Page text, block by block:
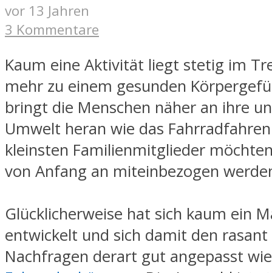
vor 13 Jahren
3 Kommentare
Kaum eine Aktivität liegt stetig im
mehr zu einem gesunden
bringt die Menschen näher an ihre
Umwelt heran wie das
kleinsten Familienmitglieder
von Anfang an miteinbezogen
Glücklicherweise hat sich kaum ein
entwickelt und sich damit den
Nachfragen derart gut angepasst